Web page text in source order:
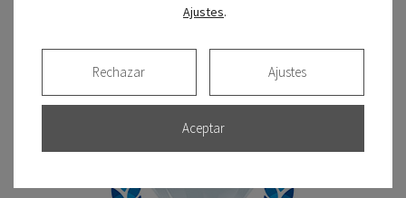
Ajustes.
Aceptar
Rechazar Ajustes